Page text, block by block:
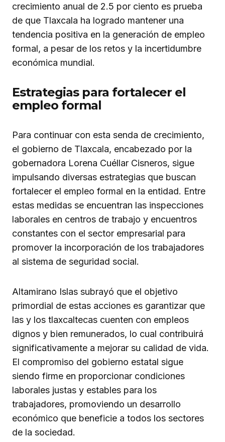
crecimiento anual de 2.5 por ciento es prueba
de que Tlaxcala ha logrado mantener una
tendencia positiva en la generación de empleo
formal, a pesar de los retos y la incertidumbre
económica mundial.
Estrategias para fortalecer el
empleo formal
Para continuar con esta senda de crecimiento,
el gobierno de Tlaxcala, encabezado por la
gobernadora Lorena Cuéllar Cisneros, sigue
impulsando diversas estrategias que buscan
fortalecer el empleo formal en la entidad. Entre
estas medidas se encuentran las inspecciones
laborales en centros de trabajo y encuentros
constantes con el sector empresarial para
promover la incorporación de los trabajadores
al sistema de seguridad social.
Altamirano Islas subrayó que el objetivo
primordial de estas acciones es garantizar que
las y los tlaxcaltecas cuenten con empleos
dignos y bien remunerados, lo cual contribuirá
significativamente a mejorar su calidad de vida.
El compromiso del gobierno estatal sigue
siendo firme en proporcionar condiciones
laborales justas y estables para los
trabajadores, promoviendo un desarrollo
económico que beneficie a todos los sectores
de la sociedad.